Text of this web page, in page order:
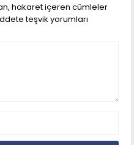
hakaret içeren cümleler
teşvik yorumları